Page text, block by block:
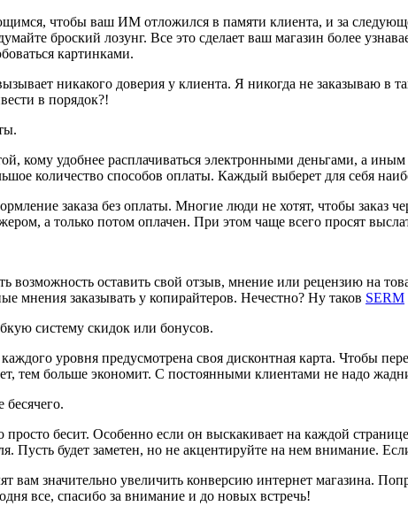
чтобы ваш ИМ отложился в памяти клиента, и за
броский лозунг. Все это сделает ваш магазин более
картинками.
никакого доверия у клиента. Я никогда не заказываю
в порядок?!
кому удобнее расплачиваться электронными деньгами, а
количество способов оплаты. Каждый выберет для себя
заказа без оплаты. Многие люди не хотят, чтобы заказ
а только потом оплачен. При этом чаще всего просят
возможность оставить свой отзыв, мнение или рецензию на
мнения заказывать у копирайтеров. Нечестно? Ну таков SERM
систему скидок или бонусов.
уровня предусмотрена своя дисконтная карта. Чтобы
тем больше экономит. С постоянными клиентами не надо
бесячего.
бесит. Особенно если он выскакивает на каждой
Пусть будет заметен, но не акцентируйте на нем внимание.
вам значительно увеличить конверсию интернет магазина.
все, спасибо за внимание и до новых встречь!